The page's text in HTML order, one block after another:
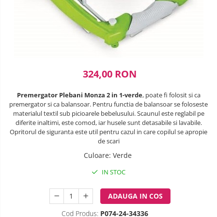
Lenjerii patut 120 x 60 cm
Lenjerii patut 140 x 70 cm
Protectii saltea
Tarcuri si patuturi pliabile
Patut pliant copii
Tarc de joaca copii
Bariere si protectie laterala pat
Bariere de protectie pat
Biciclete cu roti 28 inch
Biciclete fara pedale
Role copii si adulti
Scaune de biciclete copii
Skateboard
Robot de bucatarie
Sterilizatoare biberoane
Termometre camera si baie
Umidificatoare electrice aer
Mingi fitness si medicinale
Saltele si Covoare sport Fitness
324,00 RON
Premergator Plebani Monza 2 in 1-verde, poate fi folosit si ca
premergator si ca balansoar. Pentru functia de balansoar se foloseste
materialul textil sub picioarele bebelusului. Scaunul este reglabil pe
diferite inaltimi, este comod, iar husele sunt detasabile si lavabile.
Opritorul de siguranta este util pentru cazul in care copilul se apropie
de scari
Culoare: Verde
IN STOC
ADAUGA IN COS
Cod Produs: P074-24-34336